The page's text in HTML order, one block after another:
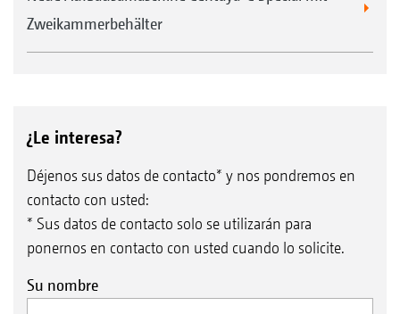
Zweikammerbehälter
¿Le interesa?
Déjenos sus datos de contacto* y nos pondremos en
contacto con usted:
* Sus datos de contacto solo se utilizarán para
ponernos en contacto con usted cuando lo solicite.
Su nombre